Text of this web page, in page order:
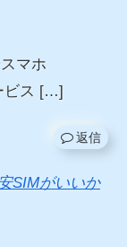
マホ
ビス […]
返信
SIMがいいか